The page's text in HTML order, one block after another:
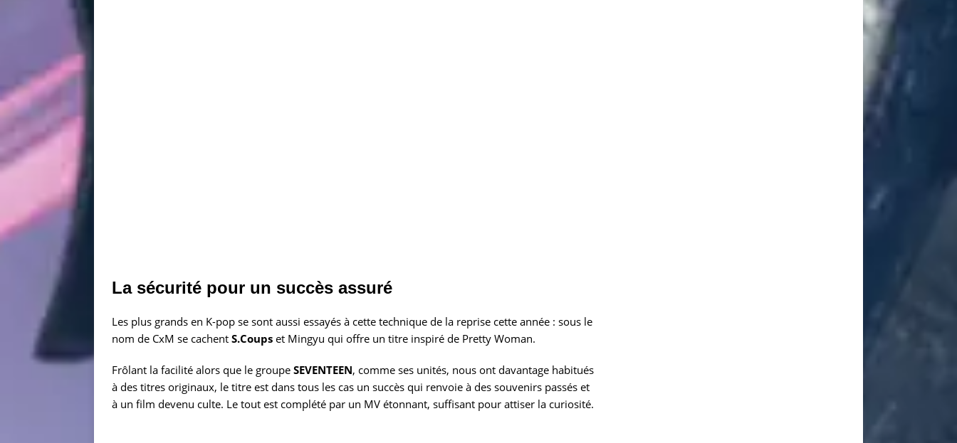
La sécurité pour un succès assuré
Les plus grands en K-pop se sont aussi essayés à cette technique de la reprise cette année : sous le
nom de CxM se cachent S.Coups et Mingyu qui offre un titre inspiré de Pretty Woman.
Frôlant la facilité alors que le groupe SEVENTEEN, comme ses unités, nous ont davantage habitués
à des titres originaux, le titre est dans tous les cas un succès qui renvoie à des souvenirs passés et
à un film devenu culte. Le tout est complété par un MV étonnant, suffisant pour attiser la curiosité.